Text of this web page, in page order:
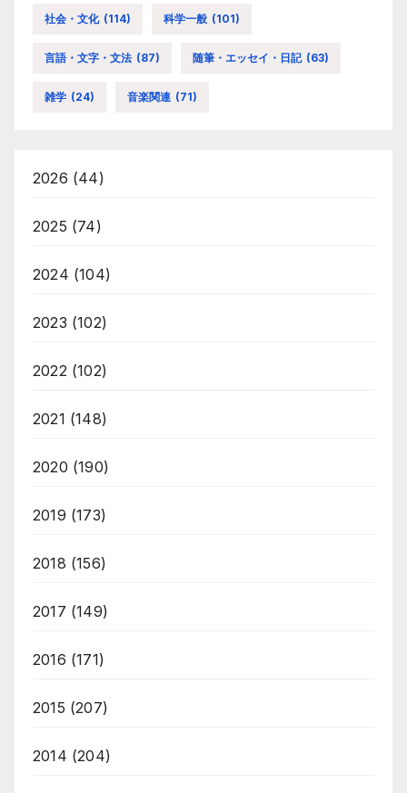
社会・文化 (114) 科学一般 (101)
言語・文字・文法 (87) 随筆・エッセイ・日記 (63)
雑学 (24) 音楽関連 (71)
2026 (44)
2025 (74)
2024 (104)
2023 (102)
2022 (102)
2021 (148)
2020 (190)
2019 (173)
2018 (156)
2017 (149)
2016 (171)
2015 (207)
2014 (204)